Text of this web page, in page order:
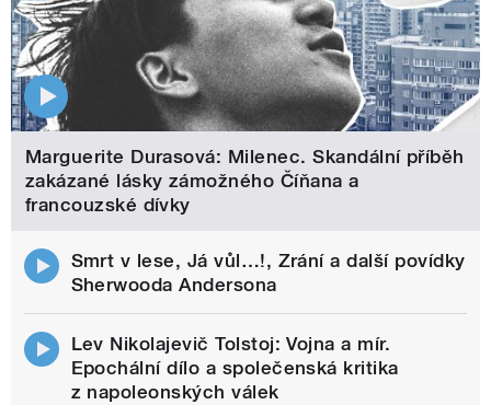
Marguerite Durasová: Milenec. Skandální příběh
zakázané lásky zámožného Číňana a
francouzské dívky
Smrt v lese, Já vůl…!, Zrání a další povídky
Sherwooda Andersona
Lev Nikolajevič Tolstoj: Vojna a mír.
Epochální dílo a společenská kritika
z napoleonských válek